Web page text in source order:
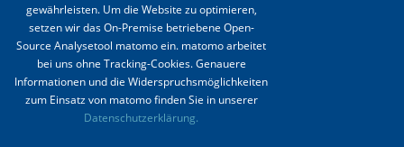
Kongresskalender
Impressum Datenschutz
gewährleisten. Um die Website zu optimieren,
setzen wir das On-Premise betriebene Open-
Source Analysetool matomo ein. matomo arbeitet
bei uns ohne Tracking-Cookies. Genauere
Informationen und die Widerspruchsmöglichkeiten
zum Einsatz von matomo finden Sie in unserer
Datenschutzerklärung.